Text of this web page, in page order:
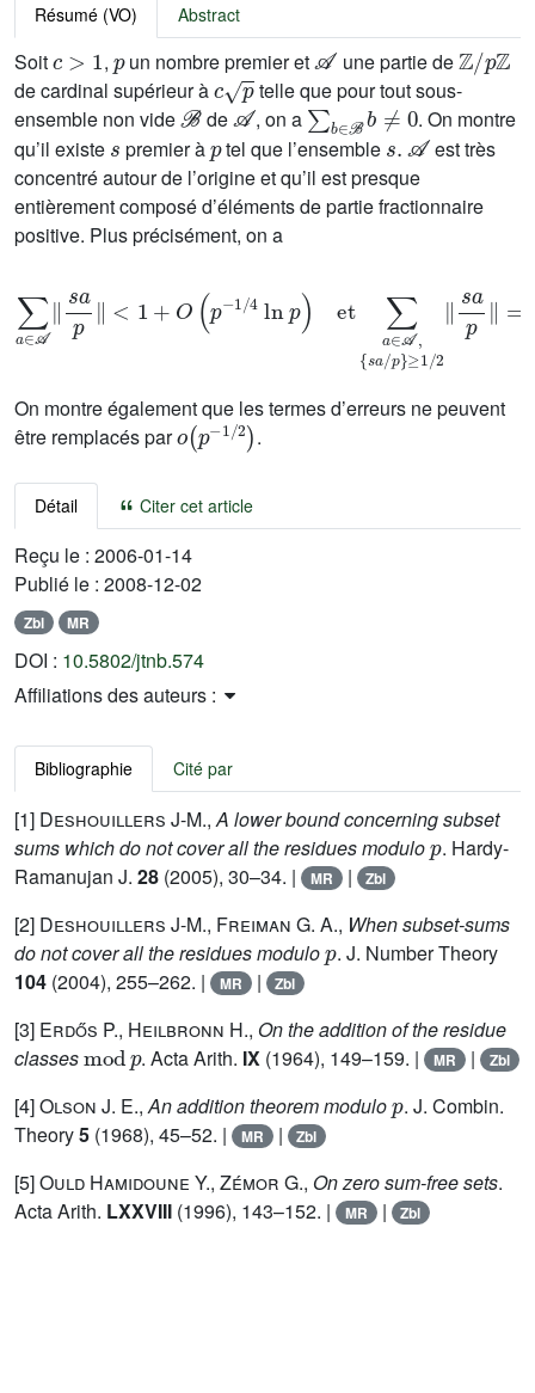
Résumé (VO) Abstract
Soit , un nombre premier et
𝒜
une partie de
ℤ/pℤ
de cardinal supérieur à
cp
telle que pour tout sous-
ensemble non vide
ℬ
de
𝒜
, on a
∑b∈ℬ b≠0
. On montre
qu’il existe
s
premier à
p
tel que l’ensemble
s. 𝒜
est très
concentré autour de l’origine et qu’il est presque
entièrement composé d’éléments de partie fractionnaire
positive. Plus précisément, on a
∑a ∈𝒜 p / 4ln et {sa/ 1/2
On montre également que les termes d’erreurs ne peuvent
être remplacés par
o(p-
1/2)
.
Détail Citer cet article
Reçu le : 2006-01-14
Publié le : 2008-12-02
Zbl MR
DOI : 10.5802/jtnb.574
Affiliations des auteurs :
Bibliographie Cité par
[1] Deshouillers J-M.,A lower bound concerning subset
sums which do not cover all the residues modulo
p
. Hardy-
Ramanujan J. 28 (2005), 30–34. | MR | Zbl
[2] Deshouillers J-M., Freiman G. A., When subset-sums
do not cover all the residues modulo
p
. J. Number Theory
104 (2004), 255–262. | MR | Zbl
[3] Erdős P., Heilbronn H., On the addition of the residue
classes
mod p
. Acta Arith. IX (1964), 149–159. | MR | Zbl
[4]Olson J. E.,An addition theorem modulo . J. Combin.
Theory5 (1968), 45–52. | MR | Zbl
[5]Ould Hamidoune Y., Zémor G., On zero sum-free sets.
Acta Arith. LXXVIII (1996), 143–152. | MR | Zbl